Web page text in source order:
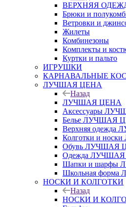
ВЕРХНЯЯ
Брюки и
Ветровки и
Жилеты
Комбинезоны
Комплекты и
Куртки и пальто
ИГРУШКИ
КАРНАВАЛЬНЫЕ
ЛУЧШАЯ ЦЕНА
Назад
ЛУЧШАЯ ЦЕНА
Аксессуары
Белье ЛУЧШАЯ
Верхняя
Колготки и
Обувь ЛУЧШАЯ
Одежда
Шапки и шарфы
Школьная
НОСКИ И КОЛГОТКИ
Назад
НОСКИ И